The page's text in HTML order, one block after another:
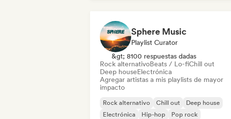
Sphere Music
Playlist Curator
&gt; 8100 respuestas dadas
Rock alternativoBeats / Lo-fiChill out
Deep houseElectrónica
Agregar artistas a mis playlists de mayor
impacto
Rock alternativo Chill out
Deep house
Electrónica
Hip-hop
Pop rock